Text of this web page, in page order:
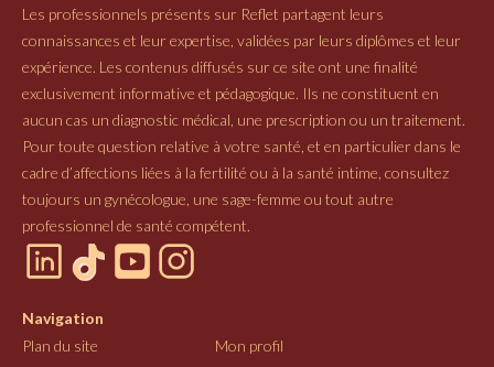
Les professionnels présents sur Reflet partagent leurs
connaissances et leur expertise, validées par leurs diplômes et leur
expérience. Les contenus diffusés sur ce site ont une finalité
exclusivement informative et pédagogique. Ils ne constituent en
aucun cas un diagnostic médical, une prescription ou un traitement.
Pour toute question relative à votre santé, et en particulier dans le
cadre d’affections liées à la fertilité ou à la santé intime, consultez
toujours un gynécologue, une sage-femme ou tout autre
professionnel de santé compétent.
Navigation
Plan du site
Mon profil